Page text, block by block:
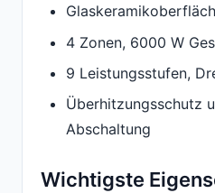
4 Zonen, 6000 W
9 Leistungsstufen,
Überhitzungsschutz
Abschaltung
Wichtigste